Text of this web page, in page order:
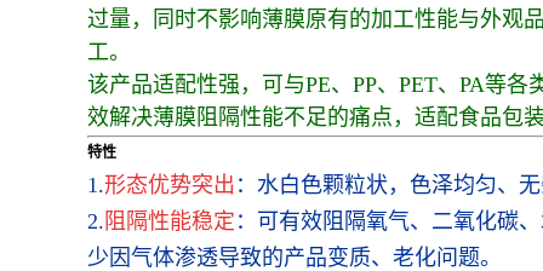
过量，同时不影响薄膜原有的加工性能与外观
工。
该产品适配性强，可与PE、PP、PET、PA等
效解决薄膜阻隔性能不足的痛点，适配食品包
特性
1.形态优势突出 ：水白色颗粒状，色泽均匀、
2. 阻隔性能稳定 ：可有效阻隔氧气、二氧化碳
少因气体渗透导致的产品变质、老化问题。